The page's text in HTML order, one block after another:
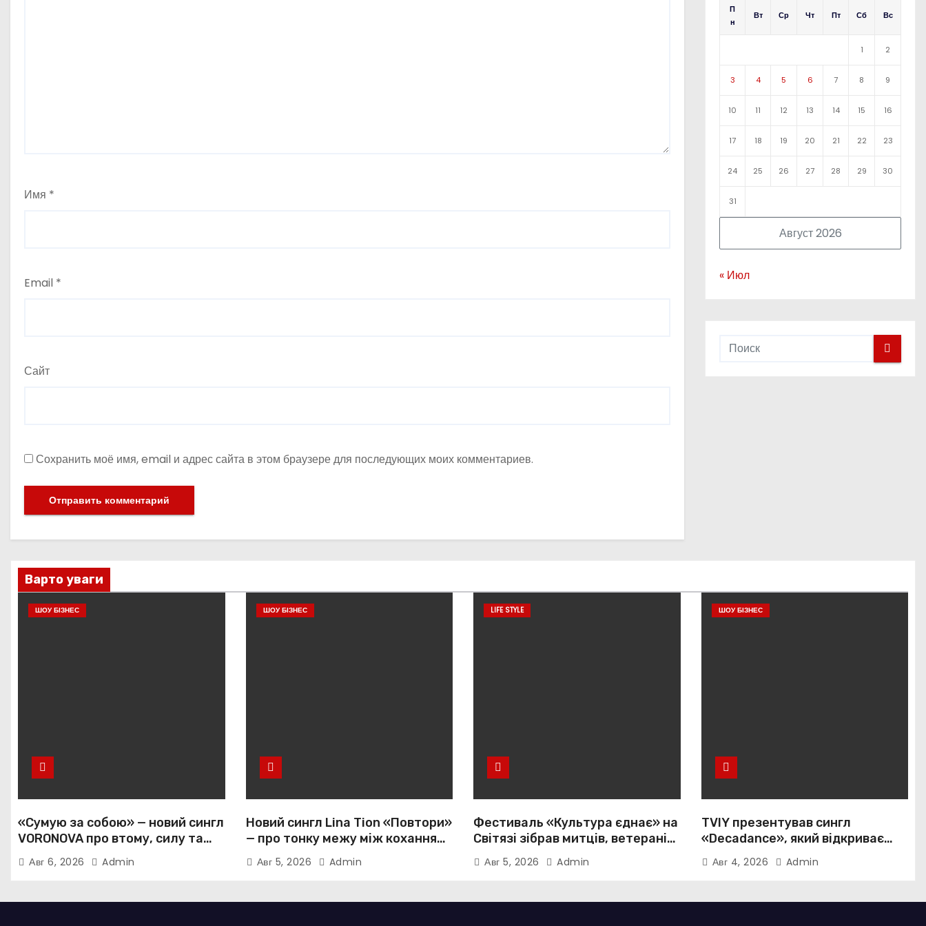
Имя *
Email *
Сайт
Сохранить моё имя, email и адрес сайта в этом браузере для последующих моих комментариев.
Август 2026
П
н
Вт Ср Чт Пт Сб Вс
1 2
3 4 5 6 7 8 9
10 11 12 13 14 15 16
17 18 19 20 21 22 23
24 25 26 27 28 29 30
31
« Июл
Варто уваги
ШОУ БІЗНЕС
«Сумую за собою» — новий сингл
VORONOVA про втому, силу та
повернення до себе
Авг 6, 2026 Admin
ШОУ БІЗНЕС
Новий сингл Lina Tion «Повтори»
— про тонку межу між коханням,
залежністю та нав’язливою
прив’язаністю
Авг 5, 2026 Admin
LIFE STYLE
Фестиваль «Культура єднає» на
Світязі зібрав митців, ветеранів і
громади з усієї України
Авг 5, 2026 Admin
ШОУ БІЗНЕС
TVIY презентував сингл
«Decadance», який відкриває
нову сторінку українського
нуар-попу
Авг 4, 2026 Admin